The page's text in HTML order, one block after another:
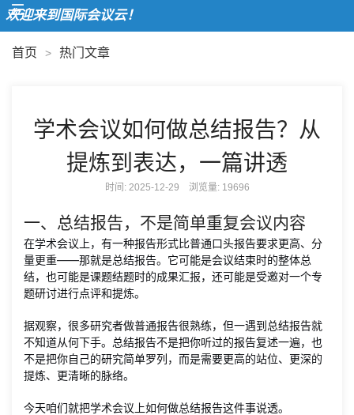
迎来到国际会议云！
首页 > 热门文章
学术会议如何做总结报告？从
提炼到表达，一篇讲透
时间: 2025-12-29 浏览量: 19696
一、总结报告，不是简单重复会议内容
在学术会议上，有一种报告形式比普通口头报告要求更高、分
量更重——那就是总结报告。它可能是会议结束时的整体总
结，也可能是课题结题时的成果汇报，还可能是受邀对一个专
题研讨进行点评和提炼。
据观察，很多研究者做普通报告很熟练，但一遇到总结报告就
不知道从何下手。总结报告不是把你听过的报告复述一遍，也
不是把你自己的研究简单罗列，而是需要更高的站位、更深的
提炼、更清晰的脉络。
今天咱们就把学术会议上如何做总结报告这件事说透。